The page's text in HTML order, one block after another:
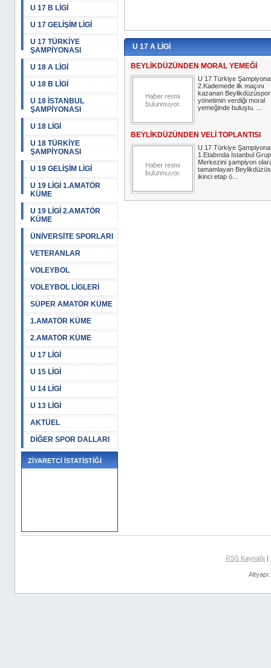
U 17 B LİGİ
U 17 GELİŞİM LİGİ
U 17 TÜRKİYE
ŞAMPİYONASI
U 18 A LİGİ
U 18 B LİGİ
U 18 İSTANBUL
ŞAMPİYONASI
U 18 LİGİ
U 18 TÜRKİYE
ŞAMPİYONASI
U 19 GELİŞİM LİGİ
U 19 LİGİ 1.AMATÖR
KÜME
U 19 LİGİ 2.AMATÖR
KÜME
ÜNİVERSİTE SPORLARI
VETERANLAR
VOLEYBOL
VOLEYBOL LİGLERİ
SÜPER AMATÖR KÜME
1.AMATÖR KÜME
2.AMATÖR KÜME
U 17 LİGİ
U 15 LİGİ
U 14 LİGİ
U 13 LİGİ
AKTÜEL
DİĞER SPOR DALLARI
ZİYARETCİ İSTATİSTİĞİ
U 17 A LİGİ
BEYLİKDÜZÜNDEN MORAL YEMEĞİ
U 17 Türkiye
2.Kademede ilk maçını
kazanan Beylikdüzüspor
yönetimin verdiği moral
yemeğinde buluştu. ...
BEYLİKDÜZÜNDEN VELİ TOPLANTISI
U 17 Türkiye
1.Etabında İstanbul Grup
Merkezini şampiyon
tamamlayan
ikinci etap ö...
RSS Kaynağı |